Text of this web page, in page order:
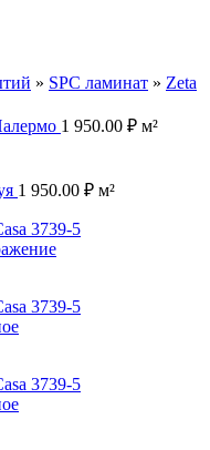
» SPC ламинат » Zeta
1 950.00 ₽ м²
1 950.00 ₽ м²